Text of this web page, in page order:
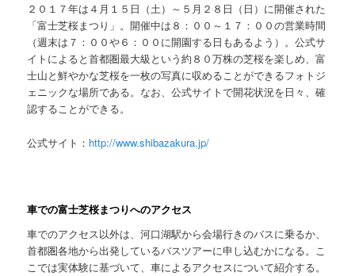
２０１７年は４月１５日（土）～５月２８日（日）に開催された
「富士芝桜まつり」。開催中は８：００～１７：００の営業時間
（週末は７：００や６：００に開園する日もあるよう）。公式サ
イトによると首都圏最大級という約８０万株の芝桜を楽しめ、富
士山と鮮やかな芝桜を一枚の写真に収めることができるフォトジ
ェニックな場所である。なお、公式サイトで開花状況を日々、確
認することができる。
公式サイト： http://www.shibazakura.jp/
車での富士芝桜まつりへのアクセス
車でのアクセス以外は、河口湖駅から会場行きのバスに乗るか、
首都圏各地から出発しているバスツアーに申し込むかになる。こ
こでは実体験に基づいて、車によるアクセスについて紹介する。